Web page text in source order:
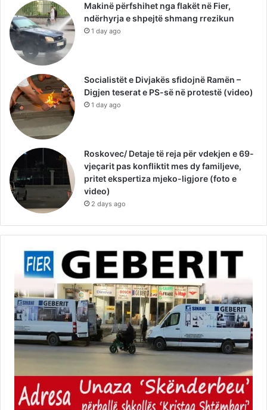
Makinë përfshihet nga flakët në Fier,
ndërhyrja e shpejtë shmang rrezikun
1 day ago
Socialistët e Divjakës sfidojnë Ramën –
Digjen teserat e PS-së në protestë (video)
1 day ago
Roskovec/ Detaje të reja për vdekjen e 69-
vjeçarit pas konfliktit mes dy familjeve,
pritet ekspertiza mjeko-ligjore (foto e
video)
2 days ago